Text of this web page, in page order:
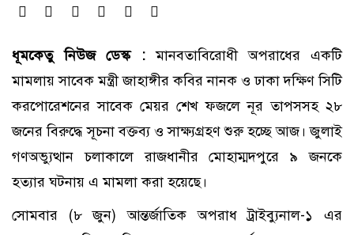
ধূমকেতু নিউজ ডেস্ক :মানবতাবিরোধী অপরাধের একটি
মামলায় সাবেক মন্ত্রী জাহাঙ্গীর কবির নানক ও ঢাকা দক্ষিণ সিটি
করপোরেশনের সাবেক মেয়র শেখ ফজলে নূর তাপসসহ ২৮
জনের বিরুদ্ধে সূচনা বক্তব্য ও সাক্ষ্যগ্রহণ শুরু হচ্ছে আজ। জুলাই
গণঅভ্যুত্থান চলাকালে রাজধানীর মোহাম্মদপুরে ৯ জনকে
হত্যার ঘটনায় এ মামলা করা হয়েছে।
সোমবার (৮ জুন) আন্তর্জাতিক অপরাধ ট্রাইব্যুনাল-১ এর